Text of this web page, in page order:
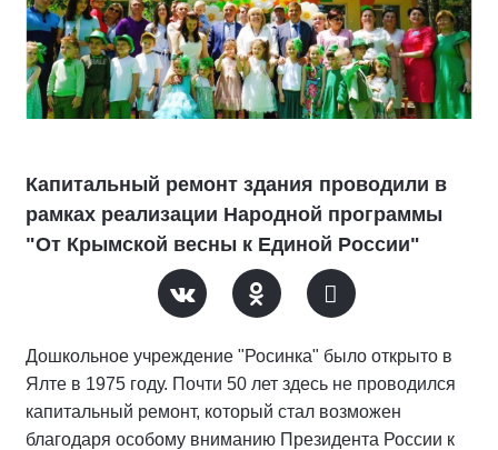
Капитальный ремонт здания проводили в
рамках реализации Народной программы
"От Крымской весны к Единой России"
Дошкольное учреждение "Росинка" было открыто в
Ялте в 1975 году. Почти 50 лет здесь не проводился
капитальный ремонт, который стал возможен
благодаря особому вниманию Президента России к